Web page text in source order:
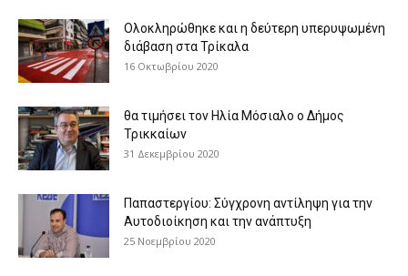
Ολοκληρώθηκε και η δεύτερη υπερυψωμένη
διάβαση στα Τρίκαλα
16 Οκτωβρίου 2020
θα τιμήσει τον Ηλία Μόσιαλο ο Δήμος
Τρικκαίων
31 Δεκεμβρίου 2020
Παπαστεργίου: Σύγχρονη αντίληψη για την
Αυτοδιοίκηση και την ανάπτυξη
25 Νοεμβρίου 2020